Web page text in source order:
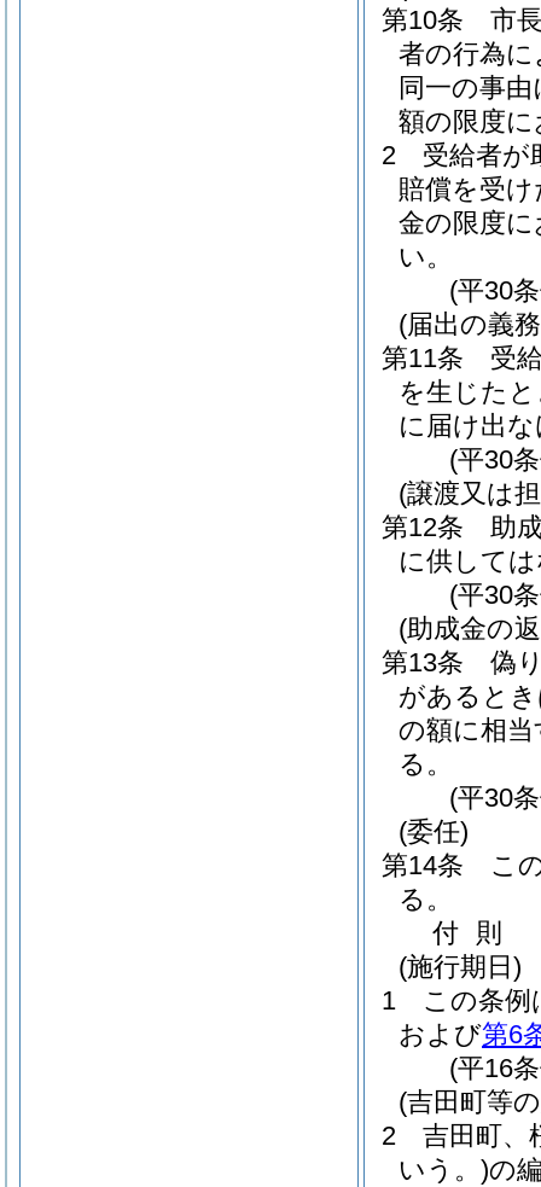
第10条
市
者の行為
同一の事
額の限度
2
受給者が
賠償を受
金の限度
い。
(平30
(届出の義
第11条
受
を生じた
に届け出
(平30
(譲渡又は
第12条
助
に供して
(平30
(助成金の
第13条
偽
があると
の額に相
る。
(平30
(委任)
第14条
こ
る。
付 則
(施行期日)
1
この条例
および第6
(平16
(吉田町等
2
吉田町、
いう。)の